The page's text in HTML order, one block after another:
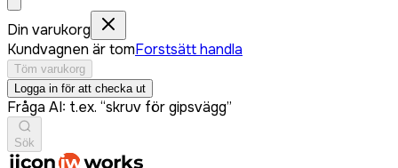
Din varukorg
Kundvagnen är tomForstsätt handla
Töm varukorg
Logga in för att checka ut
Fråga AI: t.ex. “skruv för gipsvägg”
Sök